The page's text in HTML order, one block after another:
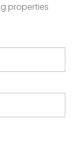
properties